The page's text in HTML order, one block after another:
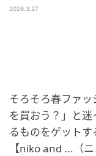
2026.3.27
そろそろ春ファ
を買おう？」と
るものをゲットす
【niko and ...（